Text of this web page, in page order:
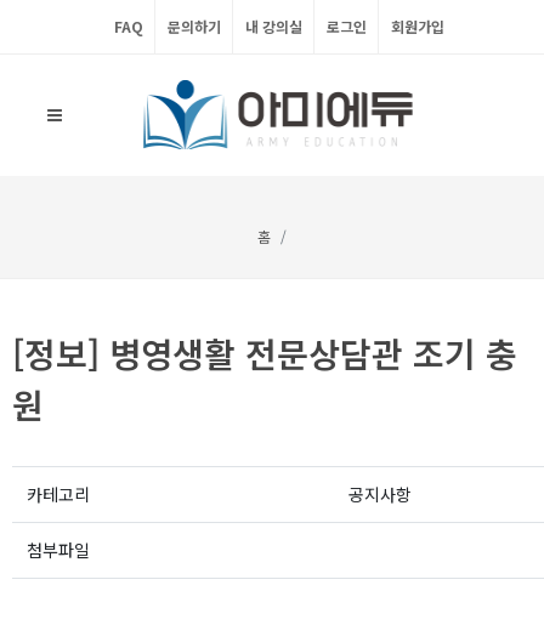
FAQ 문의하기 내 강의실 로그인 회원가입
홈
[정보] 병영생활 전문상담관 조기 충
원
카테고리 공지사항
첨부파일